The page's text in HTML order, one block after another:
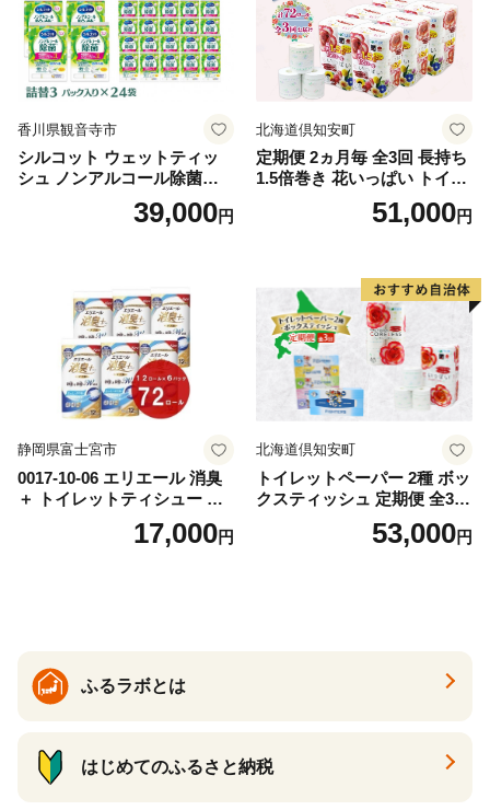
香川県観音寺市
シルコット ウェットティッ
シュ ノンアルコール除菌詰
替（43枚×3P）×24袋 日用品
おもちゃ 拭き取り 手拭き 外
39,000円
北海道倶知安町
定期便 2ヵ月毎 全3回 長持ち
1.5倍巻き 花いっぱい トイレ
ットペーパー ダブル 45ｍ 計
72ロール 全18種 花柄 プリン
ー 消耗品 備蓄 送料無料 北海
道 倶知安町 日用品
51,000円
静岡県富士宮市
0017-10-06 エリエール 消臭
＋ トイレットティシュー し
っかり香るフレッシュクリア
の香り ダブル 12ロール×6パ
17,000円
北海道倶知安町
トイレットペーパー 2種 ボッ
クスティッシュ 定期便 全3
回 日本製 まとめ買い 防災
常備品 日用雑貨 消耗品 生活
53,000円
ふるラボとは
はじめてのふるさと納税